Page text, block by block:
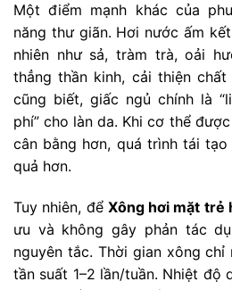
Một điểm mạnh khác của
năng thư giãn. Hơi nước ấm
nhiên như sả, tràm trà, oải
thẳng thần kinh, cải thiện
cũng biết, giấc ngủ chính là
phí” cho làn da. Khi cơ thể
cân bằng hơn, quá trình tái
quả hơn.
Tuy nhiên, để Xông hơi mặt trẻ
ưu và không gây phản tác
nguyên tắc. Thời gian xông chỉ
tần suất 1–2 lần/tuần. Nhiệt độ